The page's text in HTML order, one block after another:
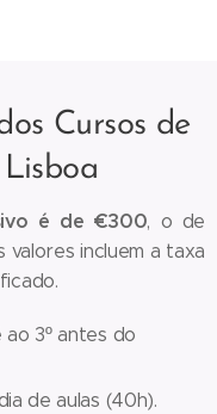
Cursos de
é de €300, o de
incluem a taxa
3º antes do
de aulas (40h).